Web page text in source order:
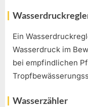
Ein
Wasserdruck im
bei empfindlichen
Wasserzähler